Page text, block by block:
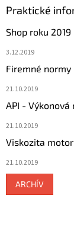
Praktické
Shop roku 2019
3.12.2019
Firemné
21.10.2019
API -
21.10.2019
Viskozita
21.10.2019
ARCHÍV